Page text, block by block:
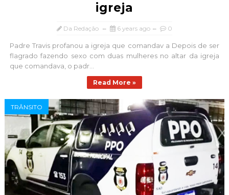
igreja
Da Redação 6 years ago 0
Padre Travis profanou a igreja que comandav a Depois de ser
flagrado fazendo sexo com duas mulheres no altar da igreja
que comandava, o padr...
Read More »
TRÂNSITO